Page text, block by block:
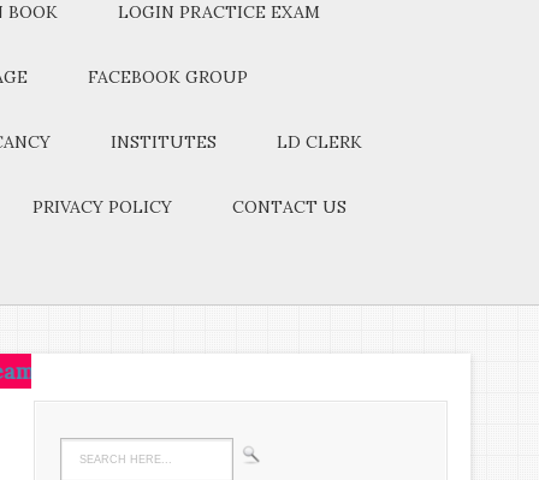
BOOK LOGIN PRACTICE EXAM
FACEBOOK GROUP
INSTITUTES LD CLERK
PRIVACY POLICY CONTACT US
that idea.Let the brain,muscles,nerves,every